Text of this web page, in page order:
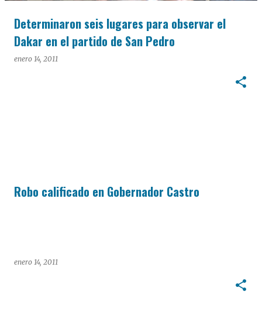
Determinaron seis lugares para observar el
Dakar en el partido de San Pedro
enero 14, 2011
Robo calificado en Gobernador Castro
enero 14, 2011